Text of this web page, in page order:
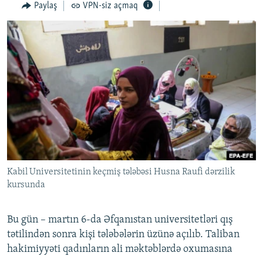
QANUNI DOĞRU
ARAŞDIRMA
MULTIMEDIA
VIDEO
FOTOQALEREYA
İNFOQRAFIKA
KARIKATURA
RADIO ARXIV
OXU ZALI
AZƏRBAYCAN ƏDƏBIYYATI KITABXANASI
İSLAM VƏ DEMOKRATIYA
İZ - MƏDƏNIYYƏT PROQRAMI
HAQQIMIZDA
MISSIYAMIZ
PEŞƏ ETIKASI VƏ JURNALISTIKA STANDARTLARIMIZ
MATERIALLARIMIZDAN ISTIFADƏ
AZADLIQRADIOSU MOBIL TELEFONUNUZDA
XƏBƏR BÜLLETENLƏRIMIZ
BIZI IZLƏ
RFE/RL-in bütün saytları
Paylaş VPN-siz açmaq
Kabil Universitetinin keçmiş tələbəsi Husna Raufi dərzilik
kursunda
Bu gün – martın 6-da Əfqanıstan universitetləri qış
tətilindən sonra kişi tələbələrin üzünə açılıb. Taliban
hakimiyyəti qadınların ali məktəblərdə oxumasına